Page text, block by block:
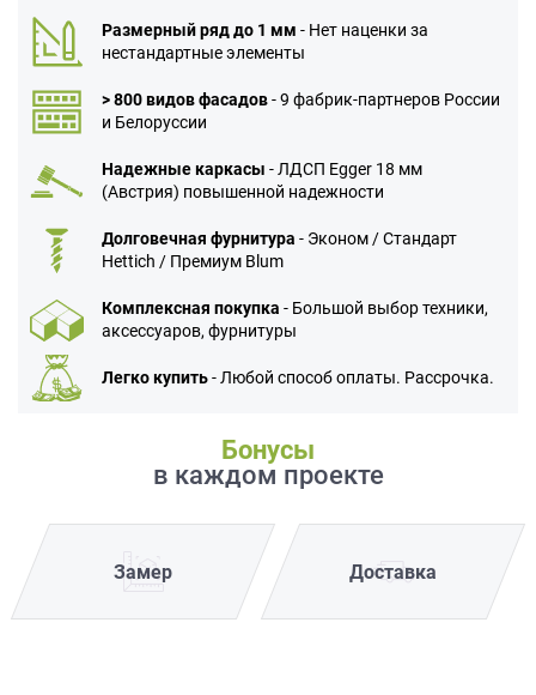
Размерный ряд до 1 мм - Нет наценки за
нестандартные элементы
> 800 видов фасадов- 9 фабрик-партнеров России
и Белоруссии
Надежные каркасы - ЛДСП Egger 18 мм
(Австрия) повышенной надежности
Долговечная фурнитура - Эконом / Стандарт
Hettich / Премиум Blum
Комплексная покупка - Большой выбор техники,
аксессуаров, фурнитуры
Легко купить- Любой способ оплаты. Рассрочка.
Бонусы
в каждом проекте
Замер Доставка